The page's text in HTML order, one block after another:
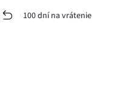
100 dní na vrátenie